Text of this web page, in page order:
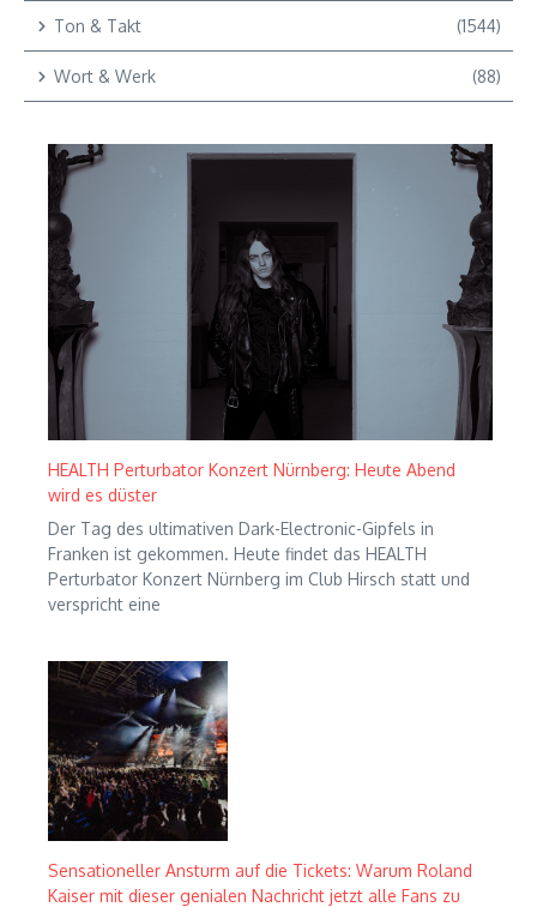
Ton & Takt (1544)
Wort & Werk (88)
HEALTH Perturbator Konzert Nürnberg: Heute Abend
wird es düster
Der Tag des ultimativen Dark-Electronic-Gipfels in
Franken ist gekommen. Heute findet das HEALTH
Perturbator Konzert Nürnberg im Club Hirsch statt und
verspricht eine
Sensationeller Ansturm auf die Tickets: Warum Roland
Kaiser mit dieser genialen Nachricht jetzt alle Fans zu